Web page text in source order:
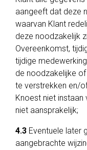
aangeeft dat deze
waarvan Klant
deze noodzakelijk
Overeenkomst,
tijdige
de noodzakelijke
te verstrekken en/
Knoest niet
niet aansprakelijk;
4.3 Eventuele later
aangebrachte